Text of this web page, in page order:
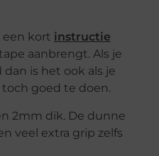
een kort instructie
aanbrengt. Als je
is het ook als je
goed te doen.
2mm dik. De dunne
veel extra grip zelfs